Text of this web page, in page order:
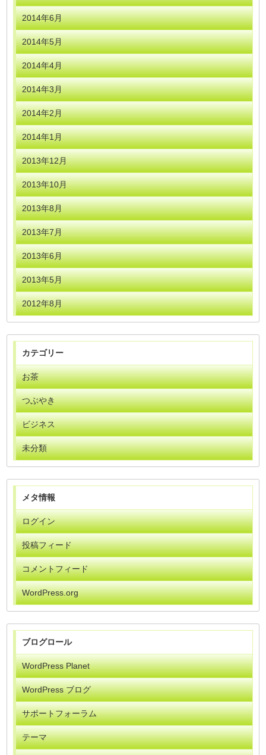
2014年6月
2014年5月
2014年4月
2014年3月
2014年2月
2014年1月
2013年12月
2013年10月
2013年8月
2013年7月
2013年6月
2013年5月
2012年8月
カテゴリー
お茶
つぶやき
ビジネス
未分類
メタ情報
ログイン
投稿フィード
コメントフィード
WordPress.org
ブログロール
WordPress Planet
WordPress ブログ
サポートフォーラム
テーマ